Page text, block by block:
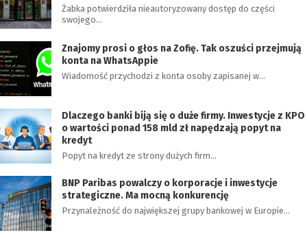
Żabka potwierdziła nieautoryzowany dostęp do części
swojego…
Znajomy prosi o głos na Zofię. Tak oszuści przejmują
konta na WhatsAppie
Wiadomość przychodzi z konta osoby zapisanej w…
Dlaczego banki biją się o duże firmy. Inwestycje z KPO
o wartości ponad 158 mld zł napędzają popyt na
kredyt
Popyt na kredyt ze strony dużych firm…
BNP Paribas powalczy o korporacje i inwestycje
strategiczne. Ma mocną konkurencję
Przynależność do największej grupy bankowej w Europie…